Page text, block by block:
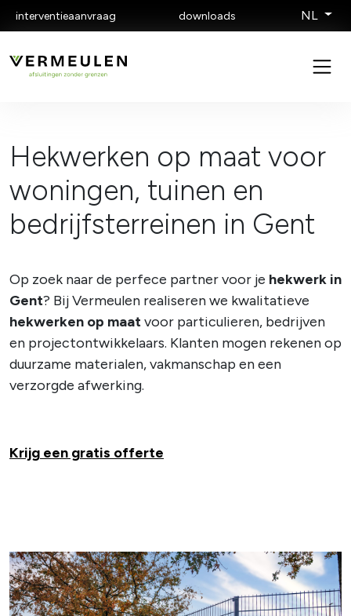
interventieaanvraag downloads NL
Hekwerken op maat voor
woningen, tuinen en
bedrijfsterreinen in Gent
Op zoek naar de perfece partner voor je hekwerk in
Gent? Bij Vermeulen realiseren we kwalitatieve
hekwerken op maatvoor particulieren, bedrijven
en projectontwikkelaars. Klanten mogen rekenen op
duurzame materialen, vakmanschap en een
verzorgde afwerking.
Krijg een gratis offerte